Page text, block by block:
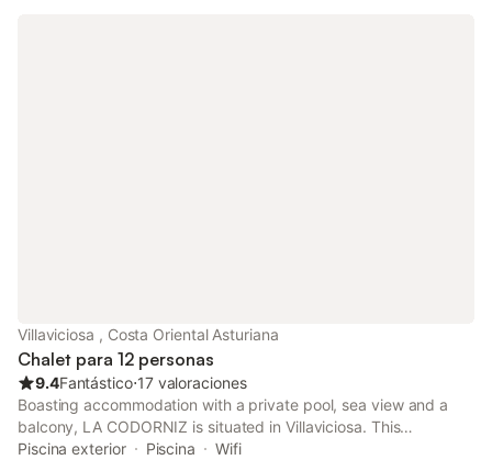
Villaviciosa , Costa Oriental Asturiana
Chalet para 12 personas
9.4Fantástico⋅17 valoraciones
Boasting accommodation with a private pool, sea view and a
balcony, LA CODORNIZ is situated in Villaviciosa. This
beachfront property offers access to a terrace, free private
Piscina exterior Piscina
Wifi